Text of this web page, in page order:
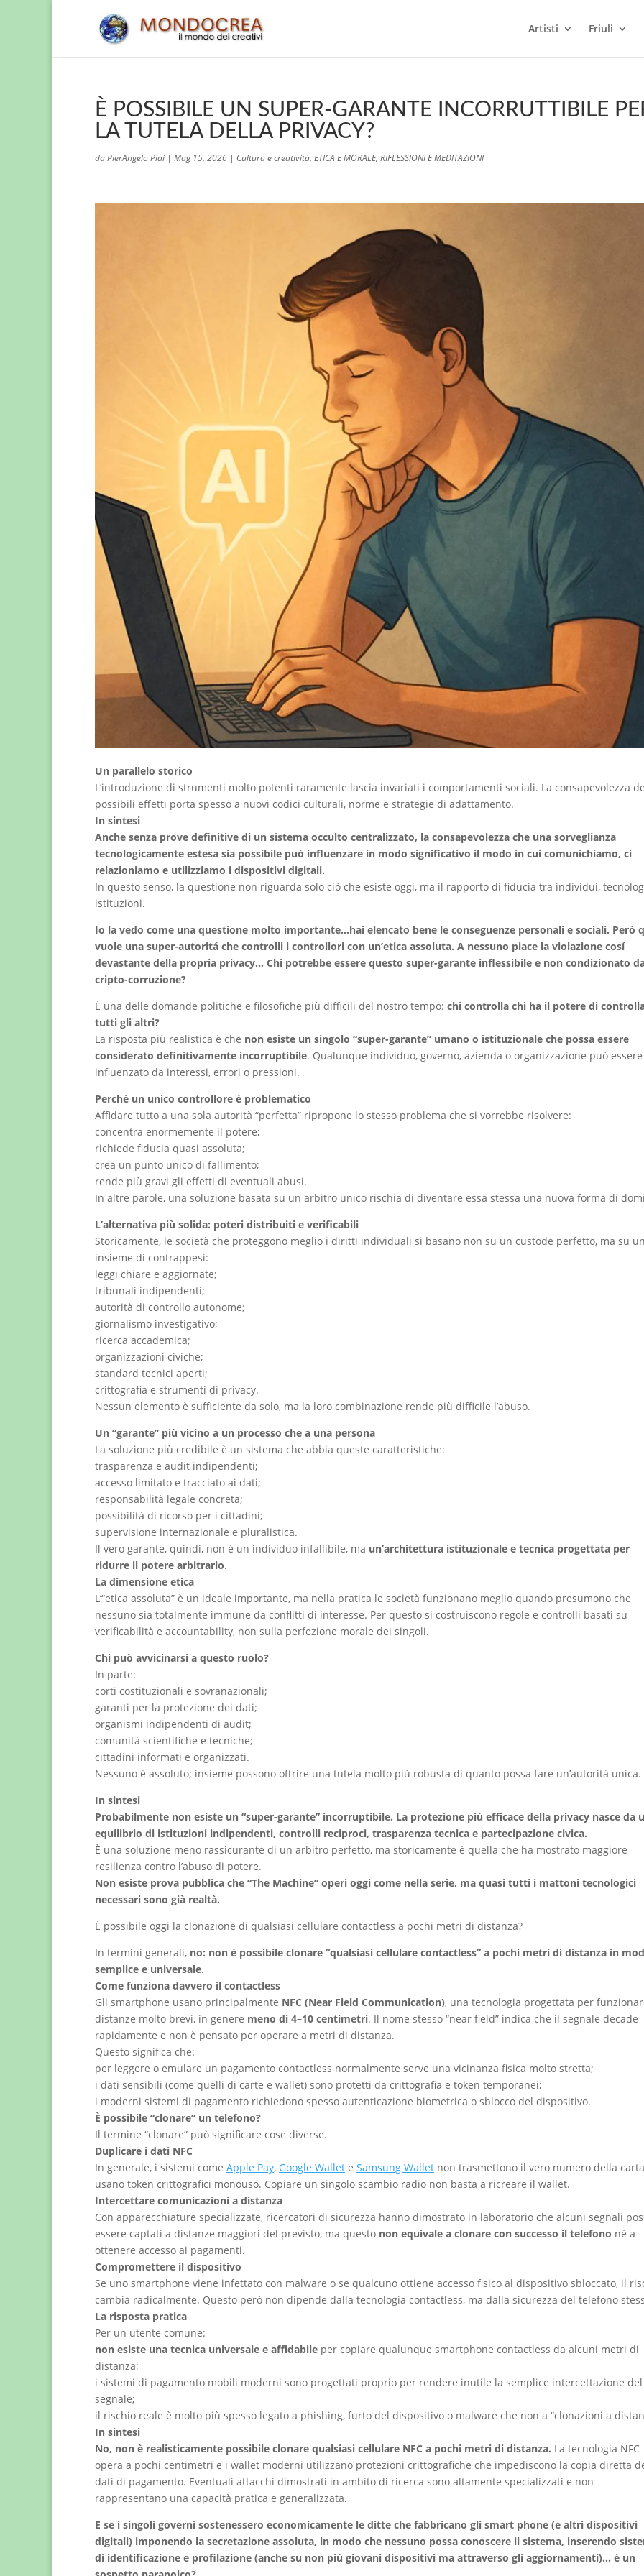
Artisti Friuli
È POSSIBILE UN SUPER-GARANTE INCORRUTTIBILE
LA TUTELA DELLA PRIVACY?
daPierAngelo Piai | Mag 15, 2026 | Cultura e creatività, ETICA E MORALE, RIFLESSIONI E MEDITAZIONI
Un parallelo storico
L’introduzione di strumenti molto potenti raramente lascia invariati i comportamenti sociali. La consapevolezza
possibili effetti porta spesso a nuovi codici culturali, norme e strategie di adattamento.
In sintesi
Anche senza prove definitive di un sistema occulto centralizzato, la consapevolezza che una sorveglianza
tecnologicamente estesa sia possibile può influenzare in modo significativo il modo in cui comunichiamo, ci
relazioniamo e utilizziamo i dispositivi digitali.
In questo senso, la questione non riguarda solo ciò che esiste oggi, ma il rapporto di fiducia tra individui,
istituzioni.
Io la vedo come una questione molto importante…hai elencato bene le conseguenze personali e sociali. Peró
vuole una super-autoritá che controlli i controllori con un’etica assoluta. A nessuno piace la violazione cosí
devastante della propria privacy… Chi potrebbe essere questo super-garante inflessibile e non condizionato
cripto-corruzione?
È una delle domande politiche e filosofiche più difficili del nostro tempo: chi controlla chi ha il potere di
tutti gli altri?
La risposta più realistica è che non esiste un singolo “super-garante” umano o istituzionale che possa essere
considerato definitivamente incorruptibile. Qualunque individuo, governo, azienda o organizzazione può essere
influenzato da interessi, errori o pressioni.
Perché un unico controllore è problematico
Affidare tutto a una sola autorità “perfetta” ripropone lo stesso problema che si vorrebbe risolvere:
concentra enormemente il potere;
richiede fiducia quasi assoluta;
crea un punto unico di fallimento;
rende più gravi gli effetti di eventuali abusi.
In altre parole, una soluzione basata su un arbitro unico rischia di diventare essa stessa una nuova forma di
L’alternativa più solida: poteri distribuiti e verificabili
Storicamente, le società che proteggono meglio i diritti individuali si basano non su un custode perfetto, ma su
insieme di contrappesi:
leggi chiare e aggiornate;
tribunali indipendenti;
autorità di controllo autonome;
giornalismo investigativo;
ricerca accademica;
organizzazioni civiche;
standard tecnici aperti;
crittografia e strumenti di privacy.
Nessun elemento è sufficiente da solo, ma la loro combinazione rende più difficile l’abuso.
Un “garante” più vicino a un processo che a una persona
La soluzione più credibile è un sistema che abbia queste caratteristiche:
trasparenza e audit indipendenti;
accesso limitato e tracciato ai dati;
responsabilità legale concreta;
possibilità di ricorso per i cittadini;
supervisione internazionale e pluralistica.
Il vero garante, quindi, non è un individuo infallibile, ma un’architettura istituzionale e tecnica progettata per
ridurre il potere arbitrario.
La dimensione etica
L’“etica assoluta” è un ideale importante, ma nella pratica le società funzionano meglio quando presumono che
nessuno sia totalmente immune da conflitti di interesse. Per questo si costruiscono regole e controlli basati su
verificabilità e accountability, non sulla perfezione morale dei singoli.
Chi può avvicinarsi a questo ruolo?
In parte:
corti costituzionali e sovranazionali;
garanti per la protezione dei dati;
organismi indipendenti di audit;
comunità scientifiche e tecniche;
cittadini informati e organizzati.
Nessuno è assoluto; insieme possono offrire una tutela molto più robusta di quanto possa fare un’autorità unica.
In sintesi
Probabilmente non esiste un “super-garante” incorruptibile. La protezione più efficace della privacy nasce da
equilibrio di istituzioni indipendenti, controlli reciproci, trasparenza tecnica e partecipazione civica.
È una soluzione meno rassicurante di un arbitro perfetto, ma storicamente è quella che ha mostrato maggiore
resilienza contro l’abuso di potere.
Non esiste prova pubblica che “The Machine” operi oggi come nella serie, ma quasi tutti i mattoni tecnologici
necessari sono già realtà.
É possibile oggi la clonazione di qualsiasi cellulare contactless a pochi metri di distanza?
In termini generali, no: non è possibile clonare “qualsiasi cellulare contactless” a pochi metri di distanza in
semplice e universale.
Come funziona davvero il contactless
Gli smartphone usano principalmente NFC (Near Field Communication), una tecnologia progettata per
distanze molto brevi, in genere meno di 4–10 centimetri. Il nome stesso “near field” indica che il segnale decade
rapidamente e non è pensato per operare a metri di distanza.
Questo significa che:
per leggere o emulare un pagamento contactless normalmente serve una vicinanza fisica molto stretta;
i dati sensibili (come quelli di carte e wallet) sono protetti da crittografia e token temporanei;
i moderni sistemi di pagamento richiedono spesso autenticazione biometrica o sblocco del dispositivo.
È possibile “clonare” un telefono?
Il termine “clonare” può significare cose diverse.
Duplicare i dati NFC
In generale, i sistemi come Apple Pay, Google Wallet e Samsung Wallet non trasmettono il vero numero della
usano token crittografici monouso. Copiare un singolo scambio radio non basta a ricreare il wallet.
Intercettare comunicazioni a distanza
Con apparecchiature specializzate, ricercatori di sicurezza hanno dimostrato in laboratorio che alcuni segnali
essere captati a distanze maggiori del previsto, ma questo non equivale a clonare con successo il telefono né a
ottenere accesso ai pagamenti.
Compromettere il dispositivo
Se uno smartphone viene infettato con malware o se qualcuno ottiene accesso fisico al dispositivo sbloccato, il
cambia radicalmente. Questo però non dipende dalla tecnologia contactless, ma dalla sicurezza del telefono
La risposta pratica
Per un utente comune:
non esiste una tecnica universale e affidabile per copiare qualunque smartphone contactless da alcuni metri di
distanza;
i sistemi di pagamento mobili moderni sono progettati proprio per rendere inutile la semplice intercettazione del
segnale;
il rischio reale è molto più spesso legato a phishing, furto del dispositivo o malware che non a “clonazioni a
In sintesi
No, non è realisticamente possibile clonare qualsiasi cellulare NFC a pochi metri di distanza. La tecnologia NFC
opera a pochi centimetri e i wallet moderni utilizzano protezioni crittografiche che impediscono la copia diretta
dati di pagamento. Eventuali attacchi dimostrati in ambito di ricerca sono altamente specializzati e non
rappresentano una capacità pratica e generalizzata.
E se i singoli governi sostenessero economicamente le ditte che fabbricano gli smart phone (e altri dispositivi
digitali) imponendo la secretazione assoluta, in modo che nessuno possa conoscere il sistema, inserendo
di identificazione e profilazione (anche su non piú giovani dispositivi ma attraverso gli aggiornamenti)… é un